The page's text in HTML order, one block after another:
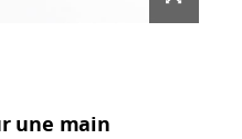
une main